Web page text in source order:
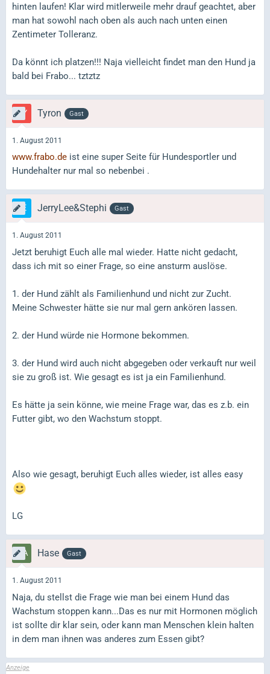
hinten laufen! Klar wird mitlerweile mehr drauf geachtet, aber
man hat sowohl nach oben als auch nach unten einen
Zentimeter Tolleranz.
Da könnt ich platzen!!! Naja vielleicht findet man den Hund ja
bald bei Frabo... tztztz
Tyron Gast
1. August 2011
www.frabo.de ist eine super Seite für Hundesportler und
Hundehalter nur mal so nebenbei .
JerryLee&Stephi Gast
1. August 2011
Jetzt beruhigt Euch alle mal wieder. Hatte nicht gedacht,
dass ich mit so einer Frage, so eine ansturm auslöse.
1. der Hund zählt als Familienhund und nicht zur Zucht.
Meine Schwester hätte sie nur mal gern ankören lassen.
2. der Hund würde nie Hormone bekommen.
3. der Hund wird auch nicht abgegeben oder verkauft nur weil
sie zu groß ist. Wie gesagt es ist ja ein Familienhund.
Es hätte ja sein könne, wie meine Frage war, das es z.b. ein
Futter gibt, wo den Wachstum stoppt.
Also wie gesagt, beruhigt Euch alles wieder, ist alles easy
LG
Hase Gast
1. August 2011
Naja, du stellst die Frage wie man bei einem Hund das
Wachstum stoppen kann...Das es nur mit Hormonen möglich
ist sollte dir klar sein, oder kann man Menschen klein halten
in dem man ihnen was anderes zum Essen gibt?